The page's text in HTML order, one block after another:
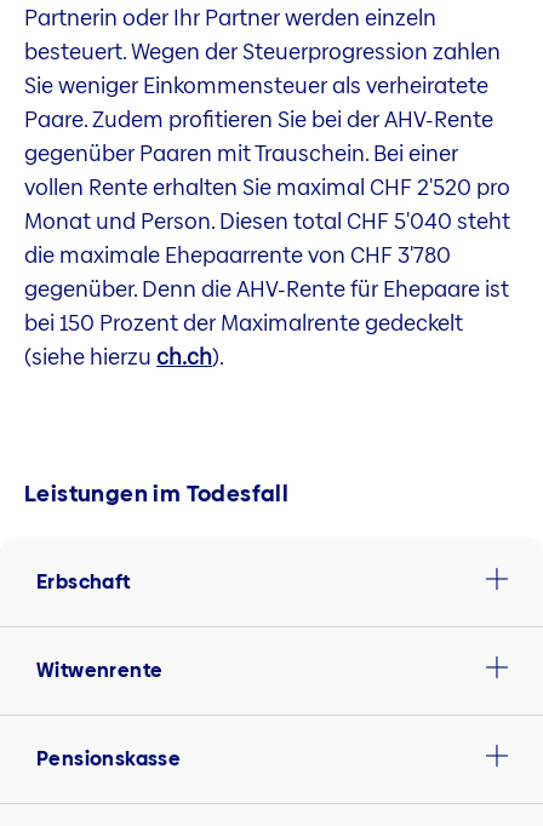
Partnerin oder Ihr Partner werden einzeln
besteuert. Wegen der Steuerprogression zahlen
Sie weniger Einkommensteuer als verheiratete
Paare. Zudem profitieren Sie bei der AHV-Rente
gegenüber Paaren mit Trauschein. Bei einer
vollen Rente erhalten Sie maximal CHF 2'520 pro
Monat und Person. Diesen total CHF 5'040 steht
die maximale Ehepaarrente von CHF 3'780
gegenüber. Denn die AHV-Rente für Ehepaare ist
bei 150 Prozent der Maximalrente gedeckelt
(siehe hierzu ch.ch).
Leistungen im Todesfall
Erbschaft
Witwenrente
Pensionskasse